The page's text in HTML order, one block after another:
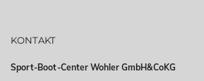
KONTAKT
Sport-Boot-Center Wohler GmbH&CoKG